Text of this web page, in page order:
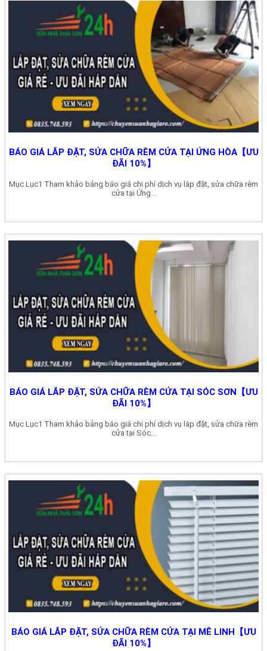
BÁO GIÁ LẮP ĐẶT, SỬA CHỮA RÈM CỬA TẠI ỨNG HÒA【ƯU
ĐÃI 10%】
Mục Lục1 Tham khảo bảng báo giá chi phí dịch vụ lắp đặt, sửa chữa rèm
cửa tại Ứng...
BÁO GIÁ LẮP ĐẶT, SỬA CHỮA RÈM CỬA TẠI SÓC SƠN【ƯU
ĐÃI 10%】
Mục Lục1 Tham khảo bảng báo giá chi phí dịch vụ lắp đặt, sửa chữa rèm
cửa tại Sóc...
BÁO GIÁ LẮP ĐẶT, SỬA CHỮA RÈM CỬA TẠI MÊ LINH【ƯU
ĐÃI 10%】